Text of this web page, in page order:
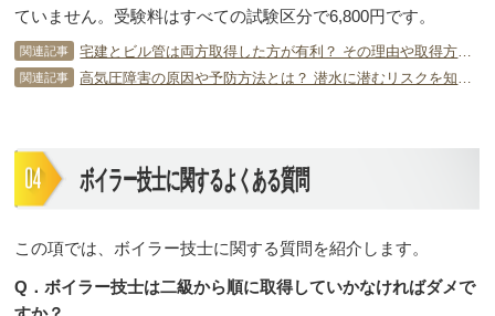
ていません。受験料はすべての試験区分で6,800円です。
関連記事 宅建とビル管は両方取得した方が有利？ その理由や取得方法を解説
関連記事 高気圧障害の原因や予防方法とは？ 潜水に潜むリスクを知っておこう！
ボイラー技士に関するよくある質問
この項では、ボイラー技士に関する質問を紹介します。
Q．ボイラー技士は二級から順に取得していかなければダメで